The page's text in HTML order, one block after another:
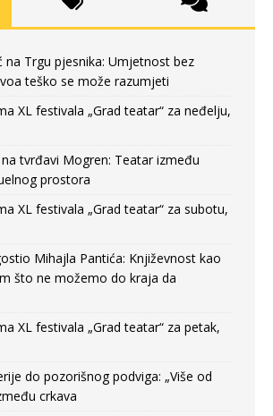
na Trgu pjesnika: Umjetnost bez
teško se može razumjeti
XL festivala „Grad teatar“ za neđelju,
na tvrđavi Mogren: Teatar između
prostora
XL festivala „Grad teatar“ za subotu,
Mihajla Pantića: Književnost kao
što ne možemo do kraja da
XL festivala „Grad teatar“ za petak,
do pozorišnog podviga: „Više od
crkava